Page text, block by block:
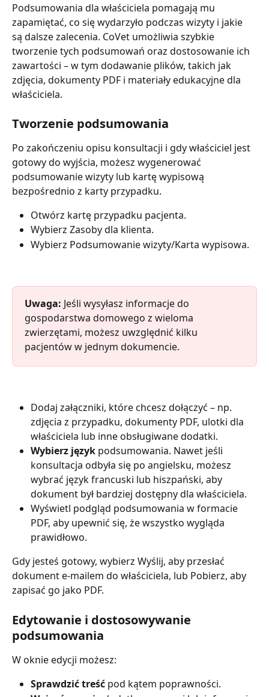
Podsumowania dla właściciela pomagają mu
zapamiętać, co się wydarzyło podczas wizyty i jakie
są dalsze zalecenia. CoVet umożliwia szybkie
tworzenie tych podsumowań oraz dostosowanie ich
zawartości – w tym dodawanie plików, takich jak
zdjęcia, dokumenty PDF i materiały edukacyjne dla
właściciela.
Tworzenie podsumowania
Po zakończeniu opisu konsultacji i gdy właściciel jest
gotowy do wyjścia, możesz wygenerować
podsumowanie wizyty lub kartę wypisową
bezpośrednio z karty przypadku.
Otwórz kartę przypadku pacjenta.
Wybierz Zasoby dla klienta.
Wybierz Podsumowanie wizyty/Karta wypisowa.
Uwaga: Jeśli wysyłasz informacje do
gospodarstwa domowego z wieloma
zwierzętami, możesz uwzględnić kilku
pacjentów w jednym dokumencie.
Dodaj załączniki, które chcesz dołączyć – np.
zdjęcia z przypadku, dokumenty PDF, ulotki dla
właściciela lub inne obsługiwane dodatki.
Wybierz język podsumowania. Nawet jeśli
konsultacja odbyła się po angielsku, możesz
wybrać język francuski lub hiszpański, aby
dokument był bardziej dostępny dla właściciela.
Wyświetl podgląd podsumowania w formacie
PDF, aby upewnić się, że wszystko wygląda
prawidłowo.
Gdy jesteś gotowy, wybierz Wyślij, aby przesłać
dokument e-mailem do właściciela, lub Pobierz, aby
zapisać go jako PDF.
Edytowanie i dostosowywanie
podsumowania
W oknie edycji możesz:
Sprawdzić treść pod kątem poprawności.